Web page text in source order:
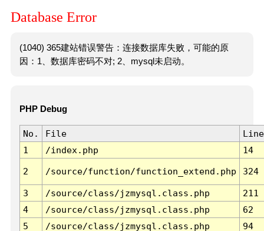
Database Error
(1040) 365建站错误警告：连接数据库失败，可能的原
因：1、数据库密码不对; 2、mysql未启动。
PHP Debug
No. File
Line
1
/index.php 14
2 /source/function/function_extend.php 324
3 /source/class/jzmysql.class.php
211
4
/source/class/jzmysql.class.php
62
5
/source/class/jzmysql.class.php
94